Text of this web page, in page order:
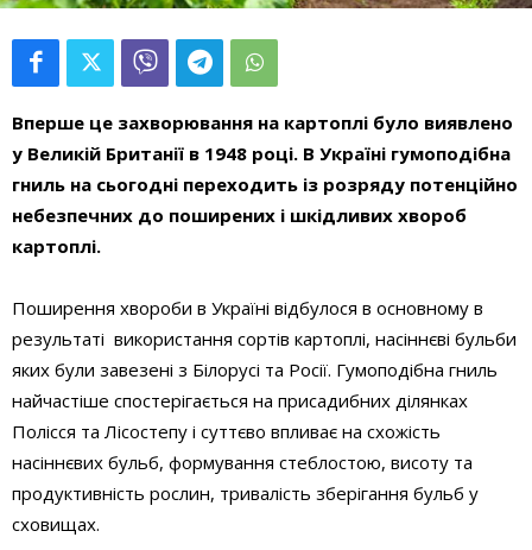
Вперше це захворювання на картоплі було виявлено
у Великій Британії в 1948 році. В Україні гумоподібна
гниль на сьогодні переходить із розряду потенційно
небезпечних до поширених і шкідливих хвороб
картоплі.
Поширення хвороби в Україні відбулося в основному в
результаті використання сортів картоплі, насіннєві бульби
яких були завезені з Білорусі та Росії. Гумоподібна гниль
найчастіше спостерігається на присадибних ділянках
Полісся та Лісостепу і суттєво впливає на схожість
насіннєвих бульб, формування стеблостою, висоту та
продуктивність рослин, тривалість зберігання бульб у
сховищах.